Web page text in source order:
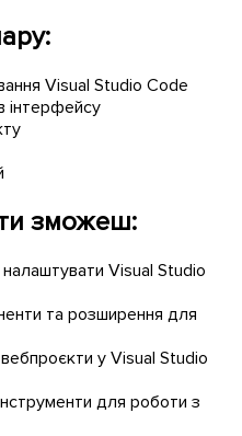
Visual Studio Code
інтерфейсу
ти зможеш:
Visual Studio
та розширення для
у Visual Studio
для роботи з